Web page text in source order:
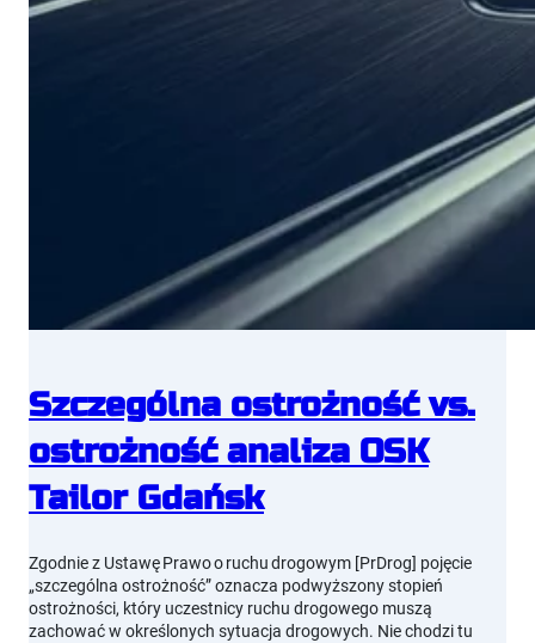
Szczególna ostrożność vs.
ostrożność analiza OSK
Tailor Gdańsk
Zgodnie z Ustawę Prawo o ruchu drogowym [PrDrog] pojęcie
„szczególna ostrożność” oznacza podwyższony stopień
ostrożności, który uczestnicy ruchu drogowego muszą
zachować w określonych sytuacja drogowych. Nie chodzi tu